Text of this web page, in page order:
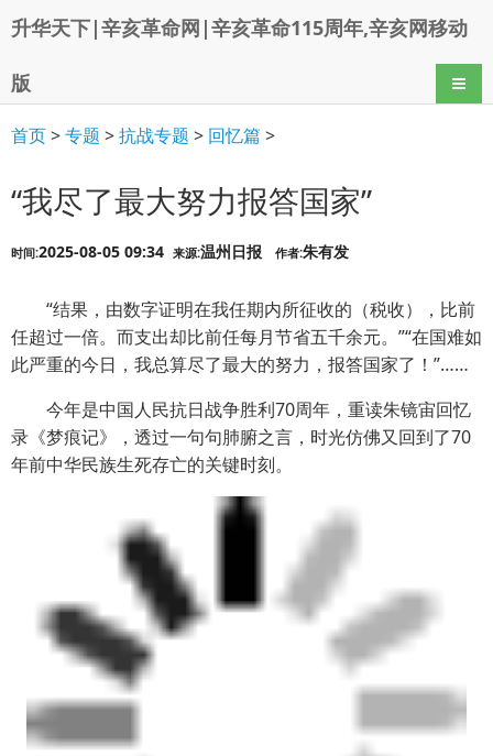
升华天下|辛亥革命网|辛亥革命115周年,辛亥网移动
版 导航
首页>专题 >抗战专题 > 回忆篇 >
“我尽了最大努力报答国家”
时间:2025-08-05 09:34 来源:温州日报 作者:朱有发
“结果，由数字证明在我任期内所征收的（税收），比前
任超过一倍。而支出却比前任每月节省五千余元。”“在国难如
此严重的今日，我总算尽了最大的努力，报答国家了！”……
今年是中国人民抗日战争胜利70周年，重读朱镜宙回忆
录《梦痕记》，透过一句句肺腑之言，时光仿佛又回到了70
年前中华民族生死存亡的关键时刻。